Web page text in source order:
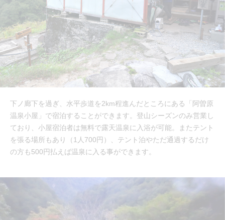
下ノ廊下を過ぎ、水平歩道を2km程進んだところにある「阿曽原
温泉小屋」で宿泊することができます。登山シーズンのみ営業し
ており、小屋宿泊者は無料で露天温泉に入浴が可能。またテント
を張る場所もあり（1人700円）、テント泊やただ通過するだけ
の方も500円払えば温泉に入る事ができます。